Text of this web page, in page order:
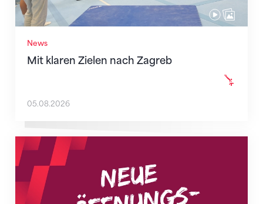
News
Mit klaren Zielen nach Zagreb
05.08.2026
Neue Empfangszeiten ab 1. August 2026